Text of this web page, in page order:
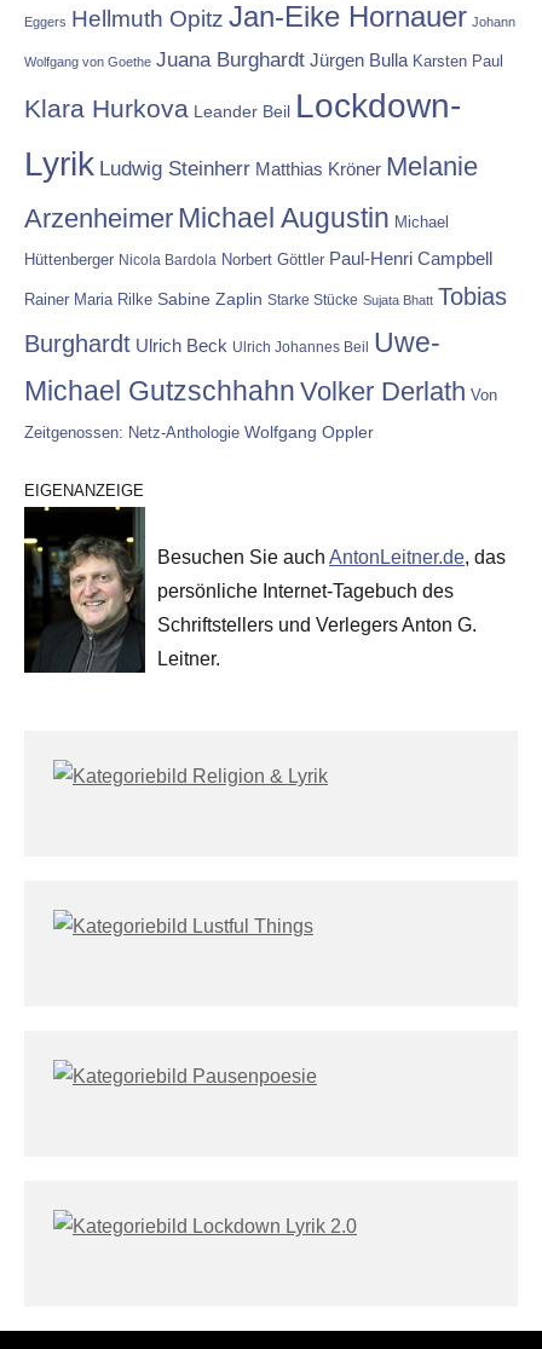
Eggers Hellmuth Opitz Jan-Eike Hornauer Johann
Wolfgang von Goethe Juana Burghardt Jürgen Bulla Karsten Paul
Klara Hurkova Leander Beil Lockdown-
Lyrik Ludwig Steinherr Matthias Kröner Melanie
Arzenheimer Michael Augustin Michael
Hüttenberger Nicola Bardola Norbert Göttler Paul-Henri Campbell
Rainer Maria Rilke Sabine Zaplin Starke Stücke Sujata Bhatt Tobias
Burghardt Ulrich Beck Ulrich Johannes Beil
Uwe-
Michael Gutzschhahn Volker Derlath Von
Zeitgenossen: Netz-Anthologie Wolfgang Oppler
EIGENANZEIGE
Besuchen Sie auch AntonLeitner.de, das
persönliche Internet-Tagebuch des
Schriftstellers und Verlegers Anton G.
Leitner.